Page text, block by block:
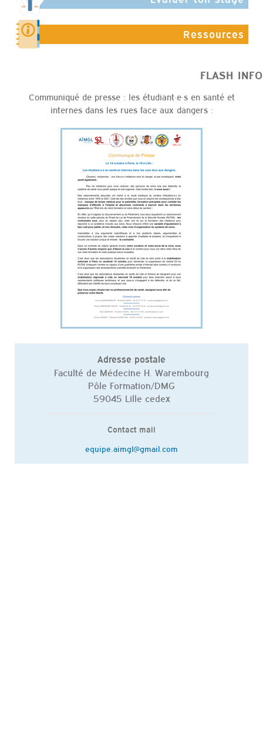
Ressources
Communiqué de presse : les étudiant·e·s en santé et
internes dans les rues face aux dangers :
Adresse postale
Faculté de Médecine H. Warembourg
Pôle Formation/DMG
59045 Lille cedex
Contact mail
equipe.aimgl@gmail.com